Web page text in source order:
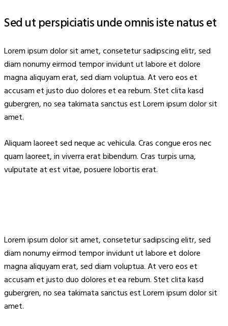
Sed ut perspiciatis unde omnis iste natus et
Lorem ipsum dolor sit amet, consetetur sadipscing elitr, sed
diam nonumy eirmod tempor invidunt ut labore et dolore
magna aliquyam erat, sed diam voluptua. At vero eos et
accusam et justo duo dolores et ea rebum. Stet clita kasd
gubergren, no sea takimata sanctus est Lorem ipsum dolor sit
amet.
Aliquam laoreet sed neque ac vehicula. Cras congue eros nec
quam laoreet, in viverra erat bibendum. Cras turpis urna,
vulputate at est vitae, posuere lobortis erat.
Lorem ipsum dolor sit amet, consetetur sadipscing elitr, sed
diam nonumy eirmod tempor invidunt ut labore et dolore
magna aliquyam erat, sed diam voluptua. At vero eos et
accusam et justo duo dolores et ea rebum. Stet clita kasd
gubergren, no sea takimata sanctus est Lorem ipsum dolor sit
amet.